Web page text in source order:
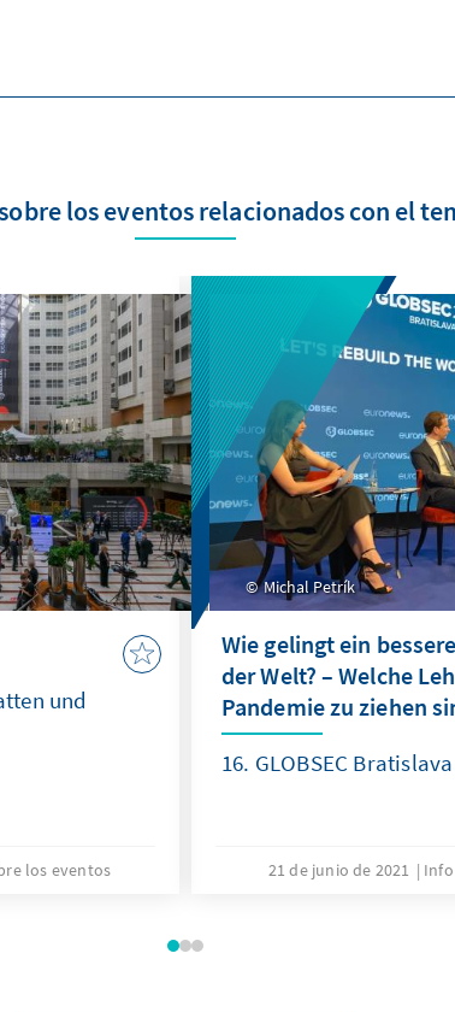
los eventos relacionados con el
und
los eventos
Michal Petrík
Wie gelingt ein
der Welt? – Welche
Pandemie zu ziehen
16. GLOBSEC
21 de junio de 2021